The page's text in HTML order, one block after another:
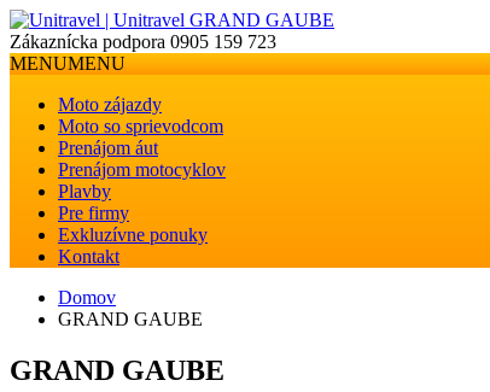
Zákaznícka podpora 0905 159 723
MENUMENU
Moto zájazdy
Moto so sprievodcom
Prenájom áut
Prenájom motocyklov
Plavby
Pre firmy
Exkluzívne ponuky
Kontakt
Domov
GRAND GAUBE
GRAND GAUBE